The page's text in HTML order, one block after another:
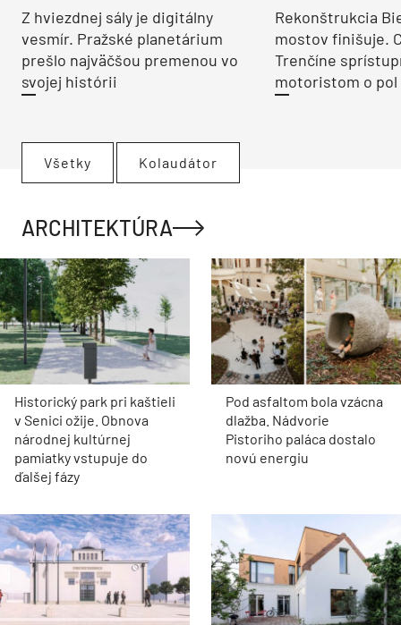
Z hviezdnej sály je digitálny
vesmír. Pražské planetárium
prešlo najväčšou premenou vo
svojej histórii
Rekonštrukcia
mostov finišuje.
Trenčíne
motoristom o pol
Všetky Kolaudátor
ARCHITEKTÚRA
Historický park pri kaštieli
v Senici ožije. Obnova
národnej kultúrnej
pamiatky vstupuje do
ďalšej fázy
Pod asfaltom bola vzácna
dlažba. Nádvorie
Pistoriho paláca dostalo
novú energiu